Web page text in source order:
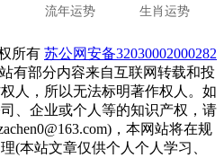
流年运势 生肖运势
所有 苏公网安备32030002000282
有部分内容来自互联网转载和投
人，所以无法标明著作权人。如
、企业或个人等的知识产权，请
，本网站将在规
(本站文章仅供个人个人学习、